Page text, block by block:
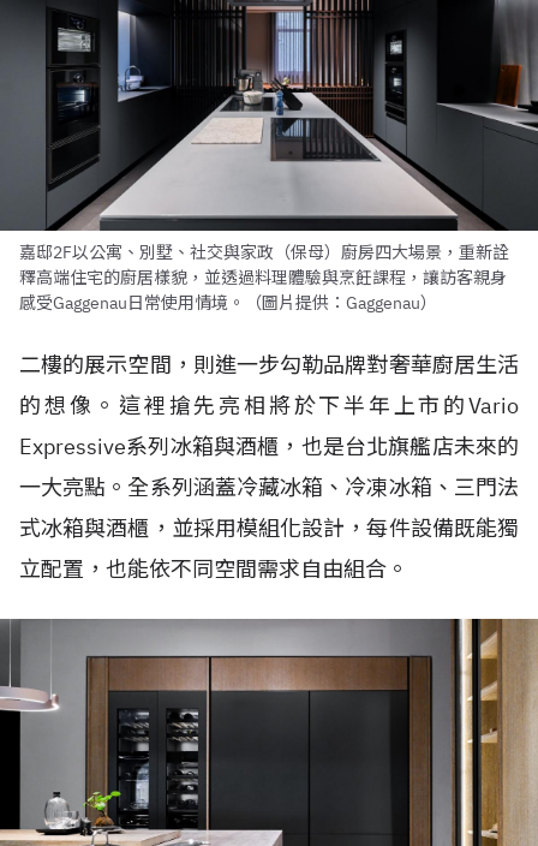
嘉邸2F以公寓、別墅、社交與家政（保母）廚房四大場景，重新詮
釋高端住宅的廚居樣貌，並透過料理體驗與烹飪課程，讓訪客親身
感受Gaggenau日常使用情境。（圖片提供：Gaggenau）
二樓的展示空間，則進一步勾勒品牌對奢華廚居生活
的想像。這裡搶先亮相將於下半年上市的Vario
Expressive系列冰箱與酒櫃，也是台北旗艦店未來的
一大亮點。全系列涵蓋冷藏冰箱、冷凍冰箱、三門法
式冰箱與酒櫃，並採用模組化設計，每件設備既能獨
立配置，也能依不同空間需求自由組合。